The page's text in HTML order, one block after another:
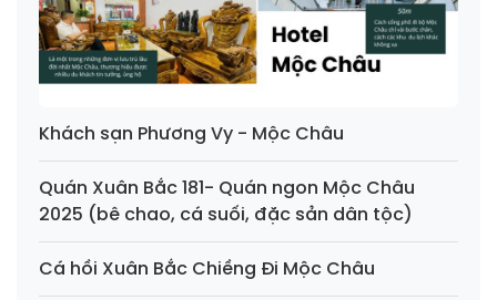
Khách sạn Phương Vy - Mộc Châu
Quán Xuân Bắc 181- Quán ngon Mộc Châu
2025 (bê chao, cá suối, đặc sản dân tộc)
Cá hồi Xuân Bắc Chiềng Đi Mộc Châu